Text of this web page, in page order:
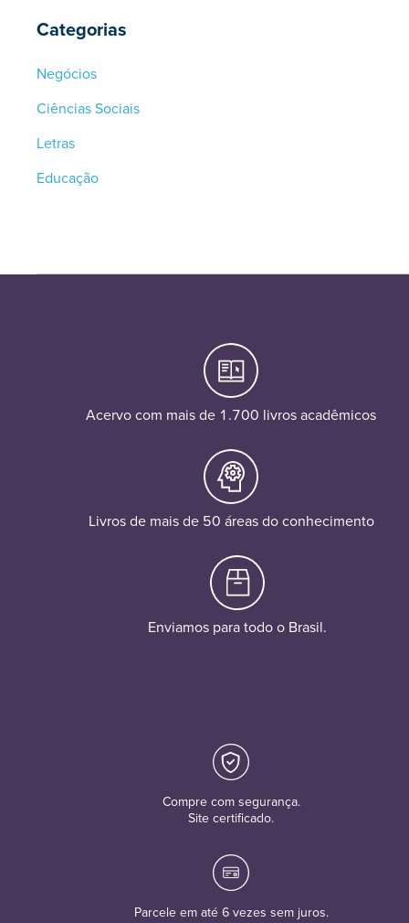
Categorias
Negócios
Ciências Sociais
Letras
Educação
Acervo com mais de 1.700 livros acadêmicos
Livros de mais de 50 áreas do conhecimento
Enviamos para todo o Brasil.
Compre com segurança.
Site certificado.
Parcele em até 6 vezes sem juros.